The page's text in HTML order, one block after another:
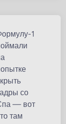
1
со
— вот
там